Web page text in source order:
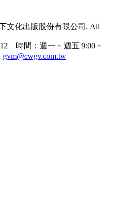
文化出版股份有限公司. All
時間：週一 ~ 週五 9:00 ~
gvm@cwgv.com.tw